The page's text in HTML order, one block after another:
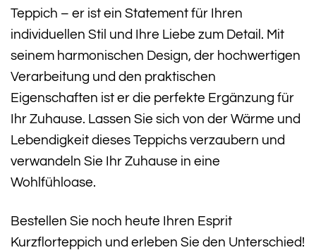
Teppich – er ist ein Statement für Ihren
individuellen Stil und Ihre Liebe zum Detail. Mit
seinem harmonischen Design, der hochwertigen
Verarbeitung und den praktischen
Eigenschaften ist er die perfekte Ergänzung für
Ihr Zuhause. Lassen Sie sich von der Wärme und
Lebendigkeit dieses Teppichs verzaubern und
verwandeln Sie Ihr Zuhause in eine
Wohlfühloase.
Bestellen Sie noch heute Ihren Esprit
Kurzflorteppich und erleben Sie den Unterschied!